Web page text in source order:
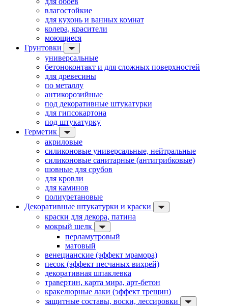
влагостойкие
для кухонь и ванных комнат
колера, красители
моющиеся
Грунтовки
универсальные
бетоноконтакт и для сложных поверхностей
для древесины
по металлу
антикорозийные
под декоративные штукатурки
для гипсокартона
под штукатурку
Герметик
акриловые
силиконовые универсальные, нейтральные
силиконовые санитарные (антигрибковые)
шовные для срубов
для кровли
для каминов
полиуретановые
Декоративные штукатурки и краски
краски для декора, патина
мокрый шелк
перламутровый
матовый
венецианские (эффект мрамора)
песок (эффект песчаных вихрей)
декоративная шпаклевка
травертин, карта мира, арт-бетон
кракелюрные лаки (эффект трещин)
защитные составы, воски, лессировки